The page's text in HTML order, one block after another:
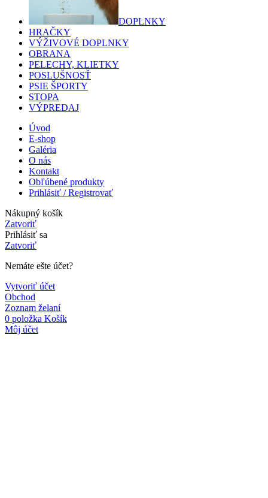
DOPLNKY
HRAČKY
VÝŽIVOVÉ DOPLNKY
OBRANA
PELECHY, KLIETKY
POSLUŠNOSŤ
PSIE ŠPORTY
STOPA
VÝPREDAJ
Úvod
E-shop
Galéria
O nás
Kontakt
Obľúbené produkty
Prihlásiť / Registrovať
Nákupný košík
Zatvoriť
Prihlásiť sa
Zatvoriť
Nemáte ešte účet?
Vytvoriť účet
Obchod
Zoznam želaní
0 položka Košík
Môj účet